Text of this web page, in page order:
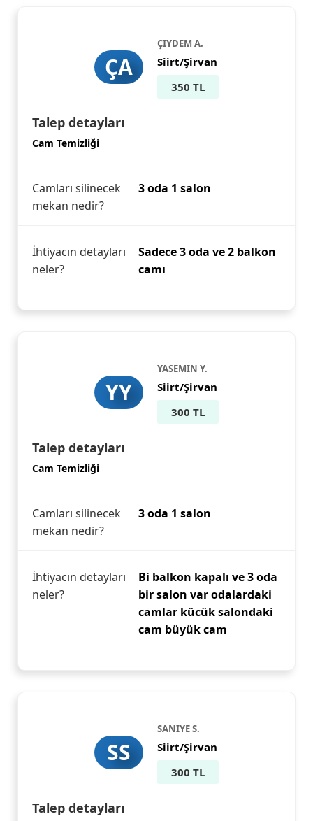
ÇA
ÇIYDEM A.
Siirt/Şirvan
350 TL
Talep detayları
Cam Temizliği
Camları silinecek
mekan nedir?
3 oda 1 salon
İhtiyacın detayları
neler?
Sadece 3 oda ve 2 balkon
camı
YY
YASEMIN Y.
Siirt/Şirvan
300 TL
Talep detayları
Cam Temizliği
Camları silinecek
mekan nedir?
3 oda 1 salon
İhtiyacın detayları
neler?
Bi balkon kapalı ve 3 oda
bir salon var odalardaki
camlar kücük salondaki
cam büyük cam
SS
SANIYE S.
Siirt/Şirvan
300 TL
Talep detayları